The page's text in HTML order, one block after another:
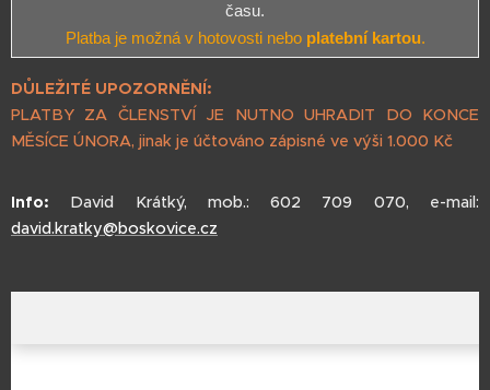
času.
Platba je možná v hotovosti nebo platební kartou.
DŮLEŽITÉ UPOZORNĚNÍ:
PLATBY ZA ČLENSTVÍ JE NUTNO UHRADIT DO KONCE
MĚSÍCE ÚNORA, jinak je účtováno zápisné ve výši 1.000 Kč
Info: David Krátký, mob.: 602 709 070, e-mail:
david.kratky@boskovice.cz